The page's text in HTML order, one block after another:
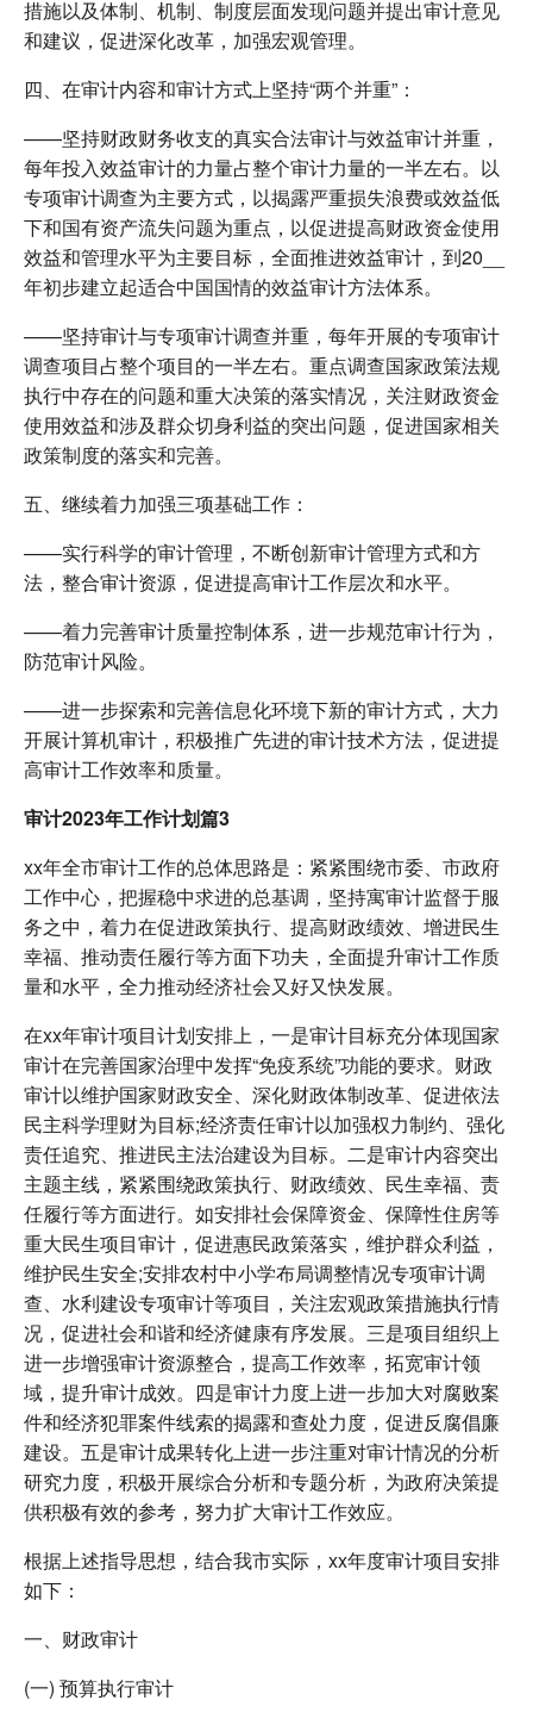
措施以及体制、机制、制度层面发现问题并提出审计意见
和建议，促进深化改革，加强宏观管理。
四、在审计内容和审计方式上坚持“两个并重”：
——坚持财政财务收支的真实合法审计与效益审计并重，
每年投入效益审计的力量占整个审计力量的一半左右。以
专项审计调查为主要方式，以揭露严重损失浪费或效益低
下和国有资产流失问题为重点，以促进提高财政资金使用
效益和管理水平为主要目标，全面推进效益审计，到20__
年初步建立起适合中国国情的效益审计方法体系。
——坚持审计与专项审计调查并重，每年开展的专项审计
调查项目占整个项目的一半左右。重点调查国家政策法规
执行中存在的问题和重大决策的落实情况，关注财政资金
使用效益和涉及群众切身利益的突出问题，促进国家相关
政策制度的落实和完善。
五、继续着力加强三项基础工作：
——实行科学的审计管理，不断创新审计管理方式和方
法，整合审计资源，促进提高审计工作层次和水平。
——着力完善审计质量控制体系，进一步规范审计行为，
防范审计风险。
——进一步探索和完善信息化环境下新的审计方式，大力
开展计算机审计，积极推广先进的审计技术方法，促进提
高审计工作效率和质量。
审计2023年工作计划篇3
xx年全市审计工作的总体思路是：紧紧围绕市委、市政府
工作中心，把握稳中求进的总基调，坚持寓审计监督于服
务之中，着力在促进政策执行、提高财政绩效、增进民生
幸福、推动责任履行等方面下功夫，全面提升审计工作质
量和水平，全力推动经济社会又好又快发展。
在xx年审计项目计划安排上，一是审计目标充分体现国家
审计在完善国家治理中发挥“免疫系统”功能的要求。财政
审计以维护国家财政安全、深化财政体制改革、促进依法
民主科学理财为目标;经济责任审计以加强权力制约、强化
责任追究、推进民主法治建设为目标。二是审计内容突出
主题主线，紧紧围绕政策执行、财政绩效、民生幸福、责
任履行等方面进行。如安排社会保障资金、保障性住房等
重大民生项目审计，促进惠民政策落实，维护群众利益，
维护民生安全;安排农村中小学布局调整情况专项审计调
查、水利建设专项审计等项目，关注宏观政策措施执行情
况，促进社会和谐和经济健康有序发展。三是项目组织上
进一步增强审计资源整合，提高工作效率，拓宽审计领
域，提升审计成效。四是审计力度上进一步加大对腐败案
件和经济犯罪案件线索的揭露和查处力度，促进反腐倡廉
建设。五是审计成果转化上进一步注重对审计情况的分析
研究力度，积极开展综合分析和专题分析，为政府决策提
供积极有效的参考，努力扩大审计工作效应。
根据上述指导思想，结合我市实际，xx年度审计项目安排
如下：
一、财政审计
(一) 预算执行审计